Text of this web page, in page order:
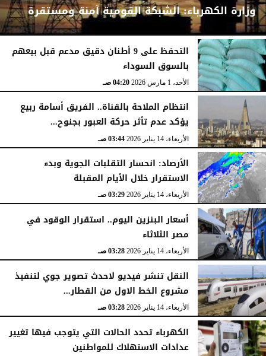
وزارة الكهرباء: الشبكة القومية آمنة ومستقرة
الأحد، 1 مارس 2026 04:24 صـ
التحفظ على 9 أطنان دقيق مدعم قبل بيعهم
بالسوق السوداء
الأحد، 1 مارس 2026 04:20 صـ
انتظام الملاحة بالقناة.. الفريق أسامة ربيع
يؤكد عدم تأثر حركة العبور بجنوح...
الأربعاء، 14 يناير 2026 03:44 صـ
الأرصاد: انحسار التقلبات الجوية وبدء
الاستقرار خلال الأيام المقبلة
الأربعاء، 14 يناير 2026 03:29 صـ
أسعار البنزين اليوم.. استقرار الوقود في
مصر الثلاثاء
الأربعاء، 14 يناير 2026 03:28 صـ
النقل تنشر فيديو لاحدث تصوير جوي لتنفيذ
مشروع الخط الاول من القطار...
الأربعاء، 14 يناير 2026 03:28 صـ
الكهرباء تحدد الحالات التي يتوجب فيها تغيير
عدادات الاستهلاك للمواطنين